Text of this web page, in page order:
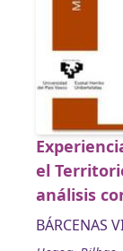
el
análisis
BÁRCENAS